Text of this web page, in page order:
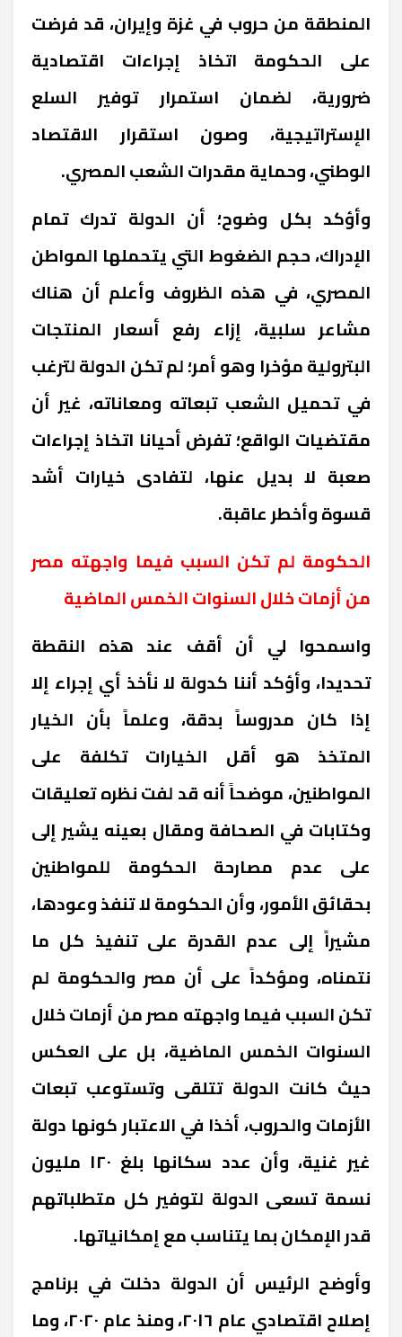
المنطقة من حروب في غزة وإيران، قد فرضت
على الحكومة اتخاذ إجراءات اقتصادية
ضرورية، لضمان استمرار توفير السلع
الإستراتيجية، وصون استقرار الاقتصاد
الوطني، وحماية مقدرات الشعب المصري.
وأؤكد بكل وضوح؛ أن الدولة تدرك تمام
الإدراك، حجم الضغوط التي يتحملها المواطن
المصري، في هذه الظروف وأعلم أن هناك
مشاعر سلبية، إزاء رفع أسعار المنتجات
البترولية مؤخرا وهو أمر؛ لم تكن الدولة لترغب
في تحميل الشعب تبعاته ومعاناته، غير أن
مقتضيات الواقع؛ تفرض أحيانا اتخاذ إجراءات
صعبة لا بديل عنها، لتفادى خيارات أشد
قسوة وأخطر عاقبة.
الحكومة لم تكن السبب فيما واجهته مصر
من أزمات خلال السنوات الخمس الماضية
واسمحوا لي أن أقف عند هذه النقطة
تحديدا، وأؤكد أننا كدولة لا نأخذ أي إجراء إلا
إذا كان مدروساً بدقة، وعلماً بأن الخيار
المتخذ هو أقل الخيارات تكلفة على
المواطنين، موضحاً أنه قد لفت نظره تعليقات
وكتابات في الصحافة ومقال بعينه يشير إلى
على عدم مصارحة الحكومة للمواطنين
بحقائق الأمور، وأن الحكومة لا تنفذ وعودها،
مشيراً إلى عدم القدرة على تنفيذ كل ما
نتمناه، ومؤكداً على أن مصر والحكومة لم
تكن السبب فيما واجهته مصر من أزمات خلال
السنوات الخمس الماضية، بل على العكس
حيث كانت الدولة تتلقى وتستوعب تبعات
الأزمات والحروب، أخذا في الاعتبار كونها دولة
غير غنية، وأن عدد سكانها بلغ ١٢٠ مليون
نسمة تسعى الدولة لتوفير كل متطلباتهم
قدر الإمكان بما يتناسب مع إمكانياتها.
وأوضح الرئيس أن الدولة دخلت في برنامج
إصلاح اقتصادي عام ٢٠١٦، ومنذ عام ٢٠٢٠، وما